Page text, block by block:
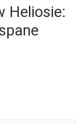
Heliosie: